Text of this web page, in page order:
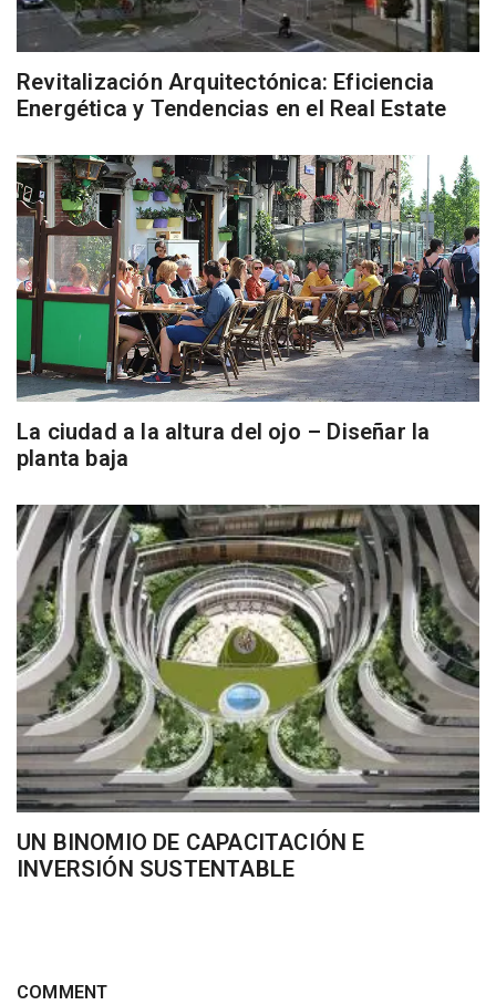
Revitalización Arquitectónica: Eficiencia
Energética y Tendencias en el Real Estate
La ciudad a la altura del ojo – Diseñar la
planta baja
UN BINOMIO DE CAPACITACIÓN E
INVERSIÓN SUSTENTABLE
COMMENT